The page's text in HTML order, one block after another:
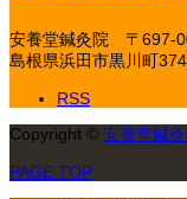
安養堂鍼灸院
〒697-
島根県浜田市黒川町
RSS
Copyright © 安養堂鍼
PAGE TOP